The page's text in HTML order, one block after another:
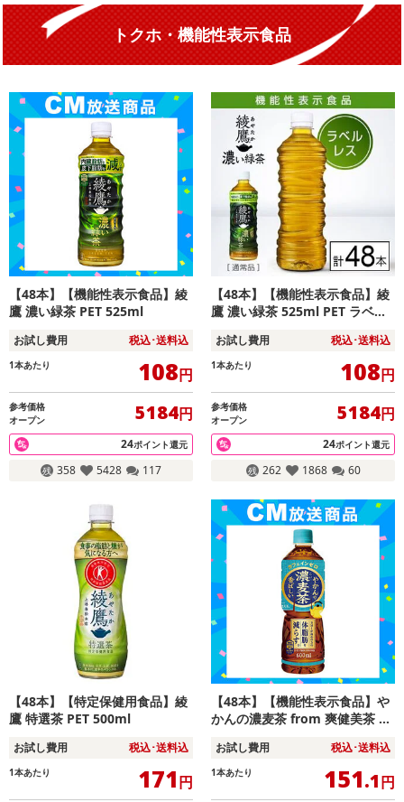
トクホ・機能性表示食品
【48本】【機能性表示食品】綾
鷹 濃い緑茶 PET 525ml
お試し費用 税込･送料込
1本あたり 108円
参考価格
オープン
5184円
24ポイント還元
358 5428 117
【48本】【機能性表示食品】綾
鷹 濃い緑茶 525ml PET ラベル
お試し費用 税込･送料込
1本あたり 108円
参考価格
オープン
5184円
24ポイント還元
262 1868 60
【48本】【特定保健用食品】綾
鷹 特選茶 PET 500ml
お試し費用 税込･送料込
1本あたり 171円
【48本】【機能性表示食品】や
かんの濃麦茶 from 爽健美茶 60
お試し費用 税込･送料込
1本あたり 151.1円